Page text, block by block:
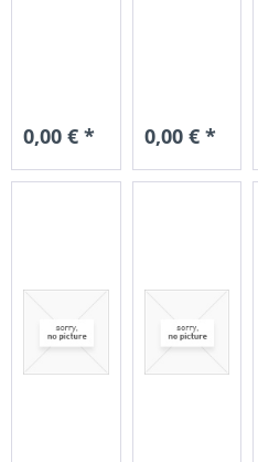
0,00 € * 0,00 € *